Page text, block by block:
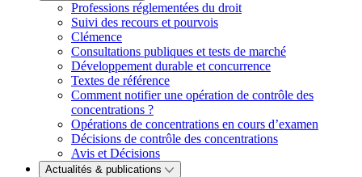
Professions réglementées du droit
Suivi des recours et pourvois
Clémence
Consultations publiques et tests de marché
Développement durable et concurrence
Textes de référence
Comment notifier une opération de contrôle des
concentrations ?
Opérations de concentrations en cours d’examen
Décisions de contrôle des concentrations
Avis et Décisions
Actualités & publications